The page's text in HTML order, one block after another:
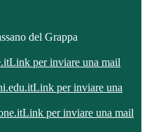
del Grappa
Link per inviare una mail
Link per inviare una
Link per inviare una mail